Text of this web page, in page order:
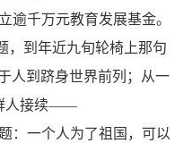
逾千万元教育发展基金。
，到年近九旬轮椅上那句
人到跻身世界前列；从一
人接续——
：一个人为了祖国，可以